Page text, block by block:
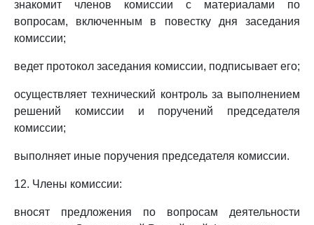
знакомит членов комиссии с материалами по
вопросам, включенным в повестку дня заседания
комиссии;
ведет протокол заседания комиссии, подписывает его;
осуществляет технический контроль за выполнением
решений комиссии и поручений председателя
комиссии;
выполняет иные поручения председателя комиссии.
12. Члены комиссии:
вносят предложения по вопросам деятельности